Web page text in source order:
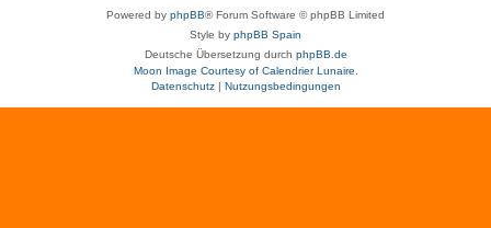
Powered by phpBB® Forum Software © phpBB Limited
Style by phpBB Spain
Deutsche Übersetzung durch phpBB.de
Moon Image Courtesy of Calendrier Lunaire.
Datenschutz| Nutzungsbedingungen